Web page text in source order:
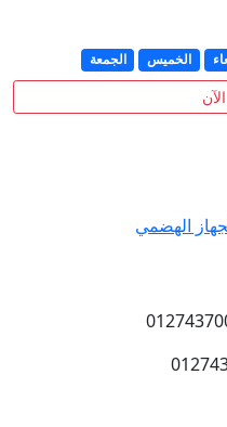
الخميس الجمعة
الهضمي